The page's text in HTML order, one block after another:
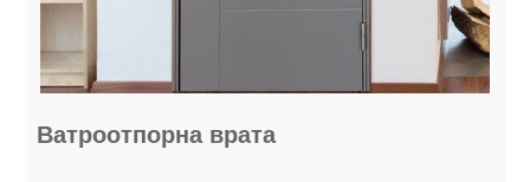
Ватроотпорна врата